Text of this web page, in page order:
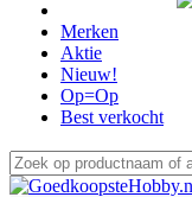
Merken
Aktie
Nieuw!
Op=Op
Best verkocht